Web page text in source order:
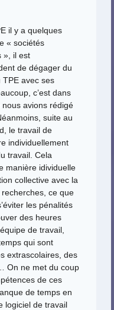
il y a quelques
« sociétés
», il est
de dégager du
avec ses
c’est dans
avions rédigé
suite au
le travail de
individuellement
travail. Cela
manière idividuelle
collective avec la
ce que
les pénalités
des heures
de travail,
qui sont
extrascolaires, des
On ne met du coup
de ces
de temps en
logiciel de travail